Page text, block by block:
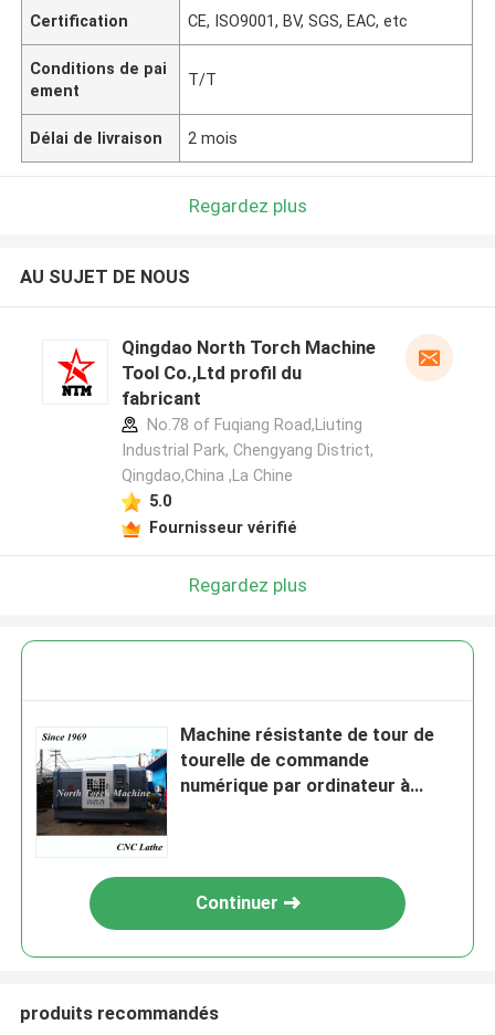
Certification CE, ISO9001, BV, SGS, EAC, etc
Conditions de pai
ement
T/T
Délai de livraison 2 mois
Regardez plus
AU SUJET DE NOUS
Qingdao North Torch Machine
Tool Co.,Ltd profil du
fabricant
No.78 of Fuqiang Road,Liuting
Industrial Park, Chengyang District,
Qingdao,China ,La Chine
5.0
Fournisseur vérifié
Regardez plus
Machine résistante de tour de
tourelle de commande
numérique par ordinateur à
Continuer
produits recommandés